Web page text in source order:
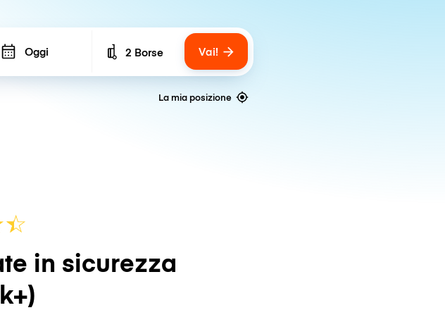
Oggi Number of bags
2 Borse Vai!
La mia posizione
☆
★
in sicurezza